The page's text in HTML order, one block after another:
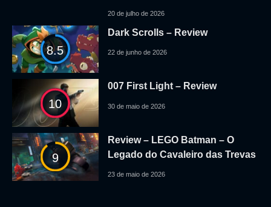
20 de julho de 2026
8.5
Dark Scrolls – Review
22 de junho de 2026
10
007 First Light – Review
30 de maio de 2026
9
Review – LEGO Batman – O
Legado do Cavaleiro das Trevas
23 de maio de 2026